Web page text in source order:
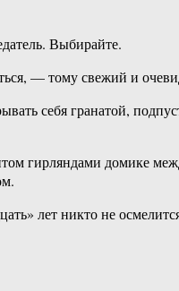
Выбирайте.
— тому свежий и
себя гранатой,
гирляндами домике
лет никто не